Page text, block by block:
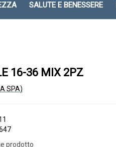
SALUTE E BENESSERE
16-36 MIX 2PZ
SPA)
prodotto